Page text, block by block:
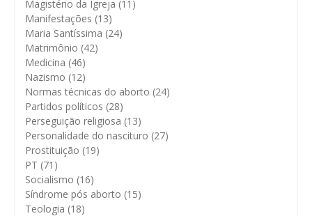
Magistério da Igreja (11)
Manifestações (13)
Maria Santíssima (24)
Matrimônio (42)
Medicina (46)
Nazismo (12)
Normas técnicas do aborto (24)
Partidos políticos (28)
Perseguição religiosa (13)
Personalidade do nascituro (27)
Prostituição (19)
PT (71)
Socialismo (16)
Síndrome pós aborto (15)
Teologia (18)